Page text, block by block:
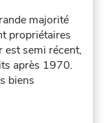
majorité
propriétaires
est semi récent,
après 1970.
biens